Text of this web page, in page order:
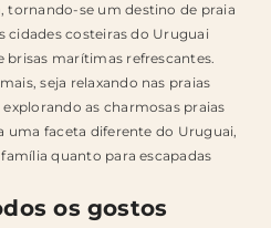
tornando-se um destino de praia
cidades costeiras do Uruguai
brisas marítimas refrescantes.
seja relaxando nas praias
as charmosas praias
uma faceta diferente do Uruguai,
quanto para escapadas
os gostos